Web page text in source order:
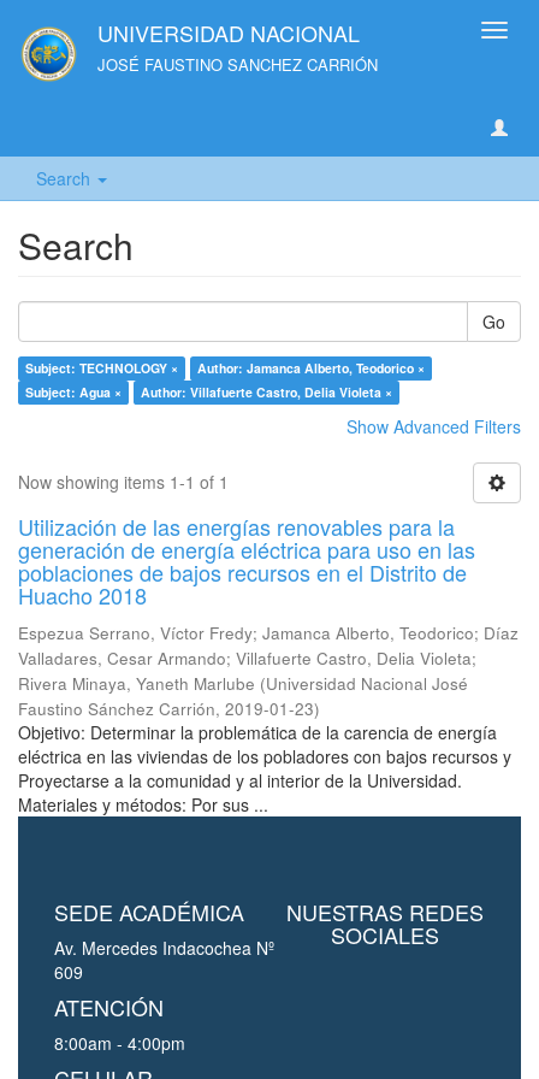
UNIVERSIDAD NACIONAL
JOSÉ FAUSTINO SANCHEZ CARRIÓN
Search
Search
Go
Subject: TECHNOLOGY ×
Author: Jamanca Alberto, Teodorico ×
Subject: Agua ×
Author: Villafuerte Castro, Delia Violeta ×
Show Advanced Filters
Now showing items 1-1 of 1
Utilización de las energías renovables para la
generación de energía eléctrica para uso en las
poblaciones de bajos recursos en el Distrito de
Huacho 2018
Espezua Serrano, Víctor Fredy; Jamanca Alberto, Teodorico; Díaz
Valladares, Cesar Armando; Villafuerte Castro, Delia Violeta;
Rivera Minaya, Yaneth Marlube (Universidad Nacional José
Faustino Sánchez Carrión, 2019-01-23)
Objetivo: Determinar la problemática de la carencia de energía
eléctrica en las viviendas de los pobladores con bajos recursos y
Proyectarse a la comunidad y al interior de la Universidad.
Materiales y métodos: Por sus ...
SEDE ACADÉMICA
Av. Mercedes Indacochea Nº
609
ATENCIÓN
8:00am - 4:00pm
NUESTRAS REDES
SOCIALES